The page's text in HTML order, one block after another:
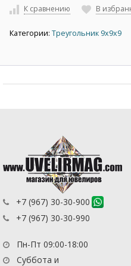
К сравнению В
Категории: Треугольник 9х9х9
+7 (967) 30-30-900
+7 (967) 30-30-990
Пн-Пт 09:00-18:00
Суббота и